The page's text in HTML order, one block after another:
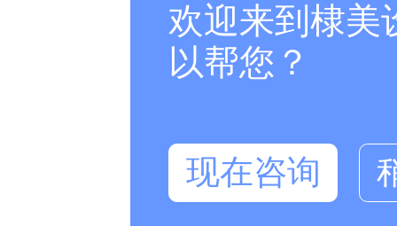
欢迎来到棣美
以帮您？
现在咨询